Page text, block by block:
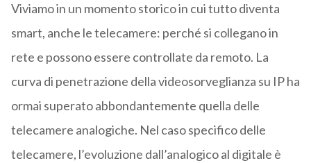
Viviamo in un momento storico in cui tutto diventa
smart, anche le telecamere: perché si collegano in
rete e possono essere controllate da remoto. La
curva di penetrazione della videosorveglianza su IP ha
ormai superato abbondantemente quella delle
telecamere analogiche. Nel caso specifico delle
telecamere, l’evoluzione dall’analogico al digitale è